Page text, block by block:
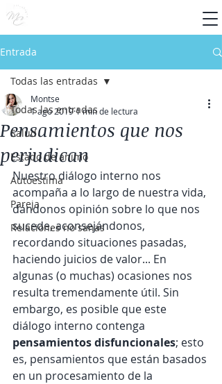
Entrada
Todas las entradas
Salud
Estado de ánimo
Autoestima
Pareja
Relaciones no sanas
Todas las entradas
Pensamientos que nos
perjudican
Montse
1 ago 20191 min de lectura
Nuestro diálogo interno nos
acompaña a lo largo de nuestra vida,
dándonos opinión sobre lo que nos
sucede, aconsejándonos,
recordando situaciones pasadas,
haciendo juicios de valor... En
algunas (o muchas) ocasiones nos
resulta tremendamente útil. Sin
embargo, es posible que este
diálogo interno contenga
pensamientos disfuncionales; esto
es, pensamientos que están basados
en un procesamiento de la